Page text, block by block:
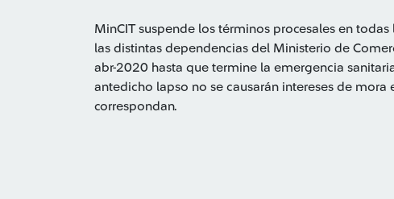
MinCIT suspende los términos procesales en
las distintas dependencias del Ministerio de
abr-2020 hasta que termine la emergencia
antedicho lapso no se causarán intereses de mora
correspondan.